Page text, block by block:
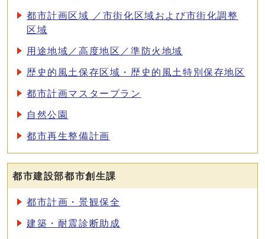
都市計画区域 ／市街化区域および市街化調整
区域
用途地域／高度地区／準防火地域
歴史的風土保存区域・歴史的風土特別保存地区
都市計画マスタープラン
自然公園
都市再生整備計画
都市建設部都市創生課
都市計画・景観保全
建築・耐震診断助成